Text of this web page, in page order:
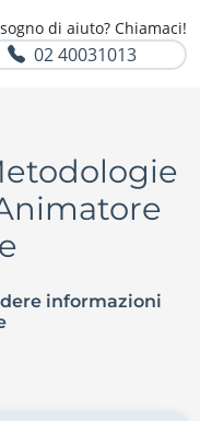
di aiuto? Chiamaci!
02 40031013
informazioni